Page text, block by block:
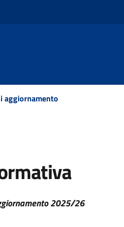
aggiornamento
2025/26